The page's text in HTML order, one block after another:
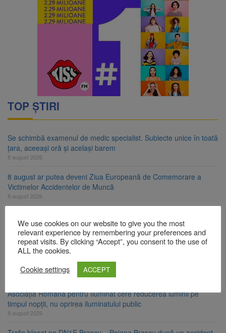
TOP ȘTIRI
Se schimbă examenul de medic specialist. Subiecte unice în toată
țara, aceeași oră și același barem
8 august 2026
8 august ar putea deveni Ziua Europeană de Comemorare a
Victimelor Accidentelor de Muncă
8 august 2026
Star
8 august 2026
Ungaria renunță la apelul pentru reducerea consumului de
energie. Nivelul Dunării a început să crească
8 august 2026
Asociația Română pentru Iluminat cere reducerea luminii pe
timpul nopții, nu oprirea iluminatului public
8 august 2026
We use cookies on our website to give you the most
relevant experience by remembering your preferences and
repeat visits. By clicking “Accept”, you consent to the use of
ALL the cookies.
Cookie settings
ACCEPT